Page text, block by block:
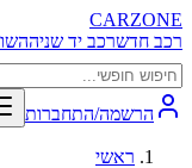
CARZONE
רכב חדשרכב יד שניה
הרשמה/התחברות
ראשי